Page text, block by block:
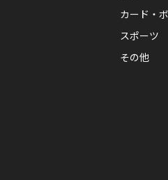
カード・
スポーツ
その他